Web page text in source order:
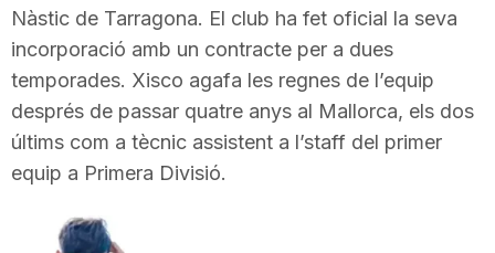
i
u
Nàstic de Tarragona. El club ha fet oficial la seva
incorporació amb un contracte per a dues
temporades. Xisco agafa les regnes de l’equip
després de passar quatre anys al Mallorca, els dos
últims com a tècnic assistent a l’staff del primer
equip a Primera Divisió.